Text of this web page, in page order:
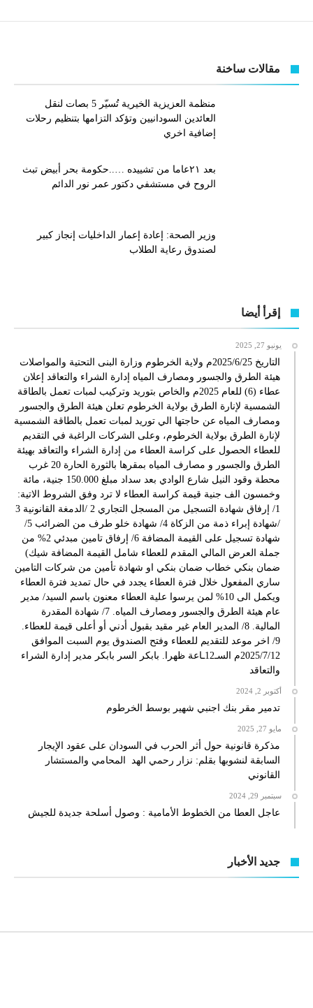
مقالات ساخنة
منظمة العزيزية الخيرية تُسيّر 5 بصات لنقل
العائدين السودانيين وتؤكد التزامها بتنظيم رحلات
إضافية اخري
بعد ٢١عاما من تشييده …..حكومة بحر أبيض تبث
الروح في مستشفي دكتور عمر نور الدائم
وزير الصحة: إعادة إعمار الداخليات إنجاز كبير
لصندوق رعاية الطلاب
إقرأ أيضا
يونيو 27, 2025
التاريخ 2025/6/25م ولاية الخرطوم وزارة البنى التحتية والمواصلات
هيئة الطرق والجسور ومصارف المياه إدارة الشراء والتعاقد إعلان
عطاء (6) للعام 2025م والخاص بتوريد وتركيب لمبات تعمل بالطاقة
الشمسية لإنارة الطرق بولاية الخرطوم تعلن هيئة الطرق والجسور
ومصارف المياه عن حاجتها الي توريد لمبات تعمل بالطاقة الشمسية
لإنارة الطرق بولاية الخرطوم، وعلى الشركات الراغبة في التقديم
للعطاء الحصول على كراسة العطاء من إدارة الشراء والتعاقد بهيئة
الطرق والجسور و مصارف المياه بمقرها بالثورة الحارة 20 غرب
محطة وقود النيل شارع الوادي بعد سداد مبلغ 150.000 جنية، مائة
وخمسون الف جنية قيمة كراسة العطاء لا ترد وفق الشروط الاتية:
1/ إرفاق شهادة التسجيل من المسجل التجاري 2 /الدمغة القانونية 3
/شهادة إبراء ذمة من الزكاة 4/ شهادة خلو طرف من الضرائب 5/
شهادة تسجيل على القيمة المضافة 6/ إرفاق تامين مبدئي 2% من
جملة العرض المالي المقدم للعطاء شامل القيمة المضافة شيك)
ضمان بنكي خطاب ضمان بنكي او شهادة تأمين من شركات التامين
ساري المفعول خلال فترة العطاء يجدد في حال تمديد فترة العطاء
ويكمل الى 10% لمن يرسوا علية العطاء معنون باسم السيد/ مدير
عام هيئة الطرق والجسور ومصارف المياه. 7/ شهادة المقدرة
المالية. 8/ المدير العام غير مقيد بقبول أدني أو أعلى قيمة للعطاء.
9/ اخر موعد للتقديم للعطاء وفتح الصندوق يوم السبت الموافق
2025/7/12م السـ12ـاعة ظهرا. بابكر السر بابكر مدير إدارة الشراء
والتعاقد
أكتوبر 2, 2024
تدمير مقر بنك اجنبي شهير بوسط الخرطوم
مايو 27, 2025
مذكرة قانونية حول أثر الحرب في السودان على عقود الإيجار
السابقة لنشوبها بقلم: نزار رحمي الهد المحامي والمستشار
القانوني
سبتمبر 29, 2024
عاجل العطا من الخطوط الأمامية : وصول أسلحة جديدة للجيش
جديد الأخبار